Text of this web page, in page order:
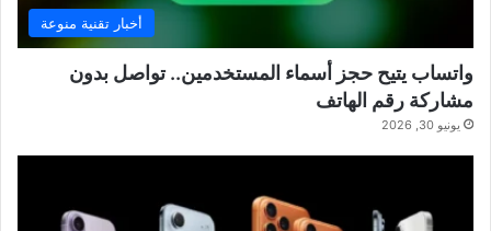
أخبار تقنية منوعة
واتساب يتيح حجز أسماء المستخدمين.. تواصل بدون
مشاركة رقم الهاتف
يونيو 30, 2026